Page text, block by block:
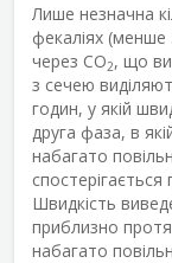
Лише незначна
фекаліях
через СО2, що
з сечею
годин, у якій
друга фаза, в
набагато
Швидкість
приблизно
набагато